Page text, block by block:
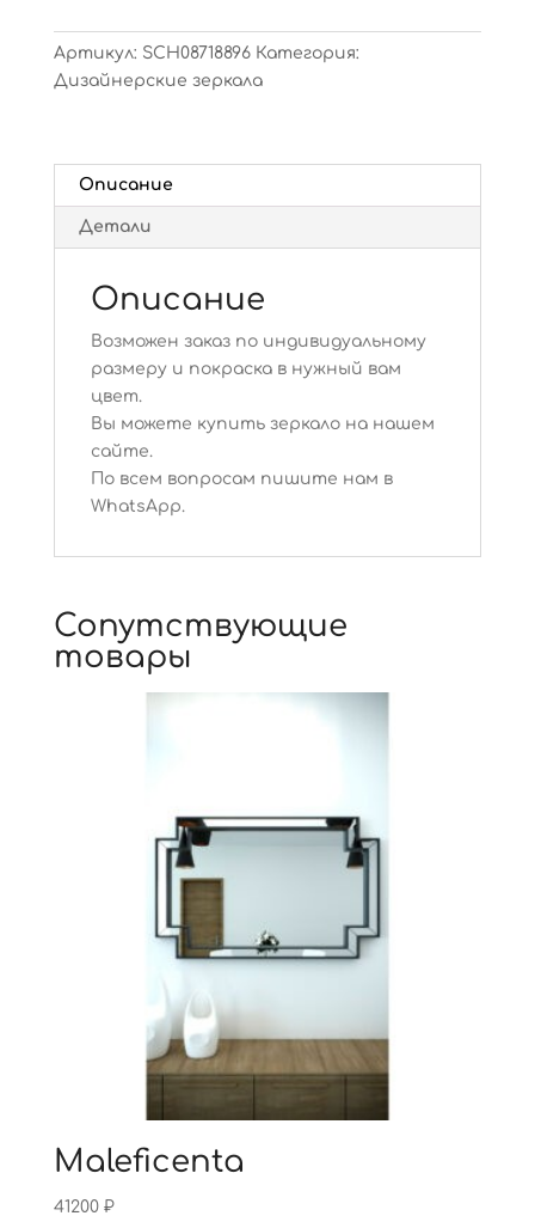
Артикул: SCH08718896 Категория:
Дизайнерские зеркала
Описание
Детали
Описание
Возможен заказ по индивидуальному
размеру и покраска в нужный вам
цвет.
Вы можете купить зеркало на нашем
сайте.
По всем вопросам пишите нам в
WhatsApp.
Сопутствующие
товары
Maleficenta
41200 ₽